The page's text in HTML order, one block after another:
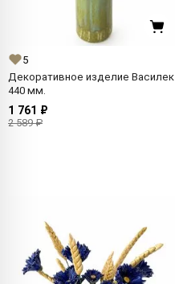
5
Декоративное изделие Василек
440 мм.
1 761 ₽
2 589 ₽